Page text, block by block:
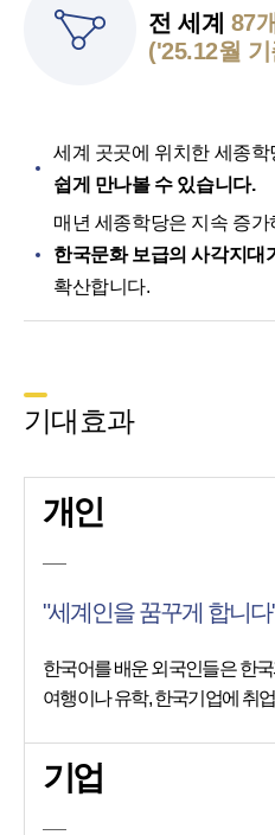
전 세계 87
('25.12월
세계 곳곳에 위치한 세종
쉽게 만나볼 수 있습니다.
매년 세종학당은 지속 증가
한국문화 보급의 사각지대
확산합니다.
기대효과
개인
"세계인을 꿈꾸게 합니다
한국어를 배운 외국인들은 한
여행이나 유학, 한국기업에 취
기업